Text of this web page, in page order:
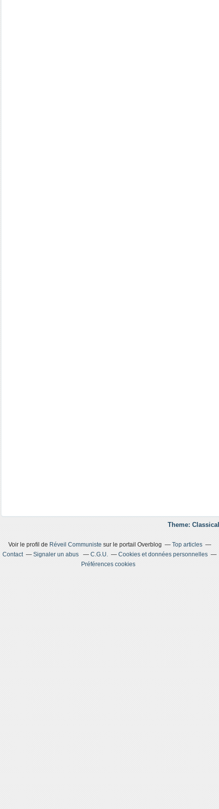
Theme:
Voir le profil de Réveil Communiste sur le portail Overblog
Top articles
Contact
Signaler un abus C.G.U.
Cookies et données personnelles
Préférences cookies